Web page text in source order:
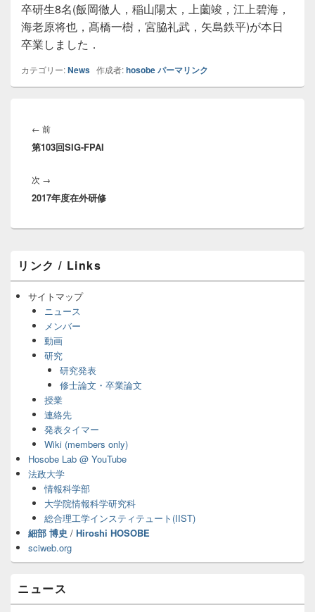
卒研生8名(飯岡徹人，稲山陽太，上薗竣，江上碧海，
海老原将也，髙橋一樹，宮脇礼武，矢島鉄平)が本日
卒業しました．
カテゴリー:News 作成者:hosobeパーマリンク
稿
ナ
ゲ
ー
シ
← 前前
の
第103回SIG-FPAI
次 →
の
稿:
2017年度在外研修
ン
サ
ア
リンク / Links
サイトマップ
ニュース
メンバー
動画
研究
研究発表
修士論文・卒業論文
授業
連絡先
発表タイマー
Wiki (members only)
Hosobe Lab @ YouTube
法政大学
情報科学部
大学院情報科学研究科
総合理工学インスティテュート(IIST)
細部 博史 / Hiroshi HOSOBE
sciweb.org
ニュース